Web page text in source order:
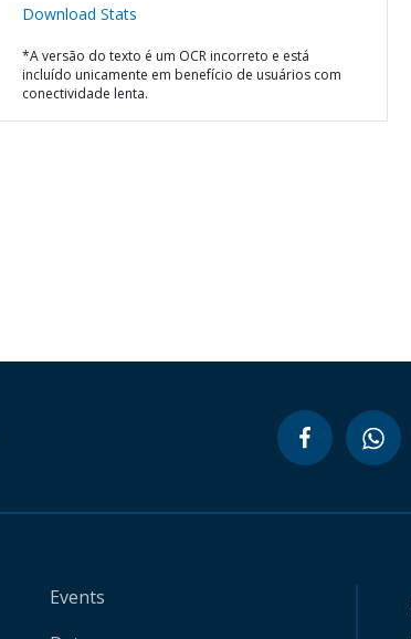
Download Stats
*A versão do texto é um OCR incorreto e está
incluído unicamente em benefício de usuários com
conectividade lenta.
Events